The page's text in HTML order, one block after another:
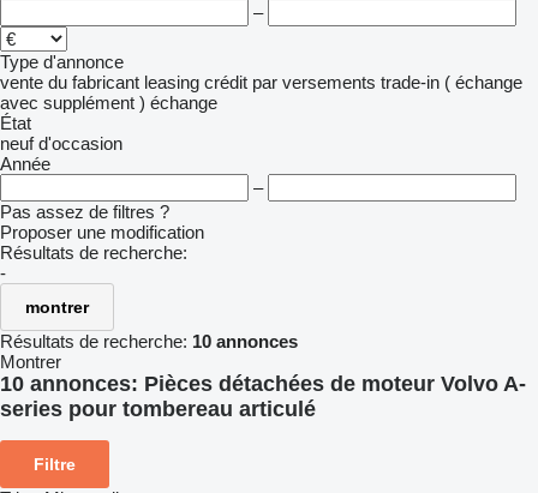
–
Type d'annonce
vente du fabricant leasing crédit par versements trade-in ( échange
avec supplément ) échange
État
neuf d'occasion
Année
–
Pas assez de filtres ?
Proposer une modification
Résultats de recherche:
-
montrer
Résultats de recherche: 10 annonces
Montrer
10 annonces: Pièces détachées de moteur Volvo A-
series pour tombereau articulé
Filtre